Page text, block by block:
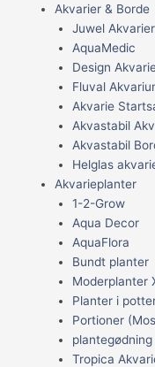
Akvarier & Borde
Juwel Akvarier
AquaMedic
Design
Fluval
Akvarie
Akvastabil
Akvastabil
Helglas
Akvarieplanter
1-2-Grow
Aqua Decor
AquaFlora
Bundt planter
Moderplanter
Planter i
Portioner
Tropica